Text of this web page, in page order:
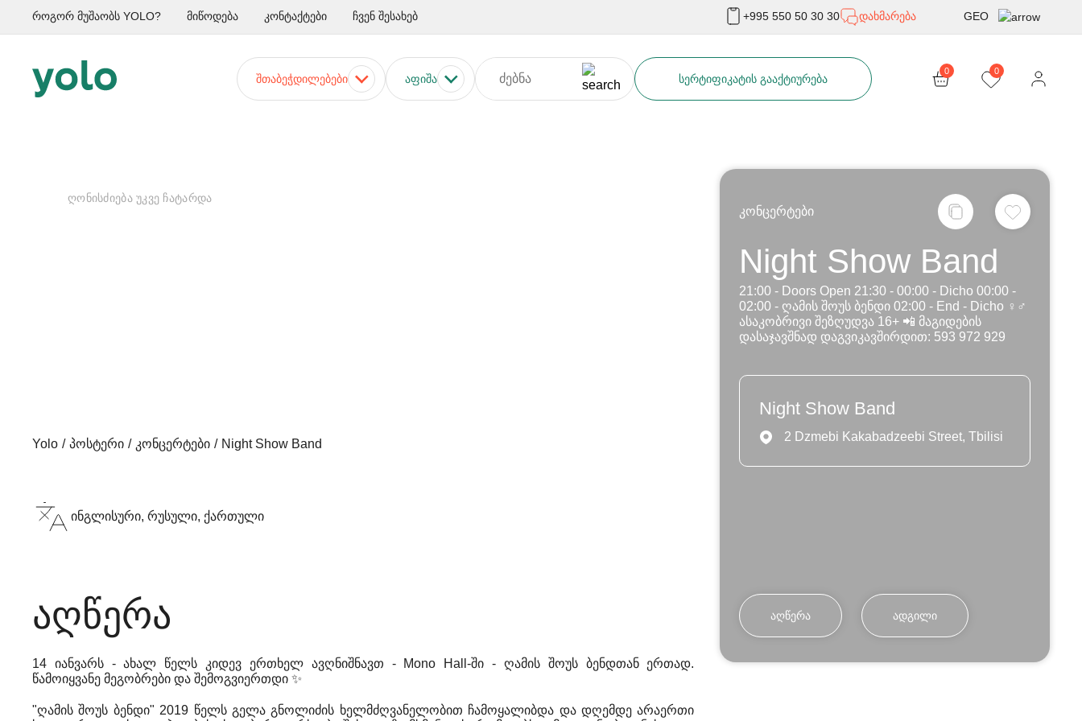
როგორ მუშაობს YOLO? მიწოდება კონტაქტები ჩვენ შესახებ +995 550 50 30 30 დახმარება GEO
Rus
ᲨᲗᲐᲑᲔᲭᲓᲘᲚᲔᲑᲔᲑᲘ ᲐᲤᲘᲨᲐ ᲡᲔᲠᲢᲘᲤᲘᲙᲐᲢᲘᲡ ᲒᲐᲐᲥᲢᲘᲣᲠᲔᲑᲐ
0 0
ᲦᲝᲜᲘᲡᲫᲘᲔᲑᲐ ᲣᲙᲕᲔ ᲩᲐᲢᲐᲠᲓᲐ
კონცერტები
Night Show Band
21:00 - Doors Open 21:30 - 00:00 - Dicho 00:00 -
02:00 - ღამის შოუს ბენდი 02:00 - End - Dicho ♀♂
ასაკობრივი შეზღუდვა 16+ 📲 მაგიდების
დასაჯავშნად დაგვიკავშირდით: 593 972 929
Night Show Band
2 Dzmebi Kakabadzeebi Street, Tbilisi
ᲐᲦᲬᲔᲠᲐ ᲐᲓᲒᲘᲚᲘ
Yolo პოსტერი კონცერტები Night Show Band
ინგლისური, რუსული, ქართული
აღწერა
14 იანვარს - ახალ წელს კიდევ ერთხელ ავღნიშნავთ - Mono Hall-ში - ღამის შოუს ბენდთან ერთად.
წამოიყვანე მეგობრები და შემოგვიერთდი ✨
"ღამის შოუს ბენდი" 2019 წელს გელა გნოლიძის ხელმძღვანელობით ჩამოყალიბდა და დღემდე არაერთი